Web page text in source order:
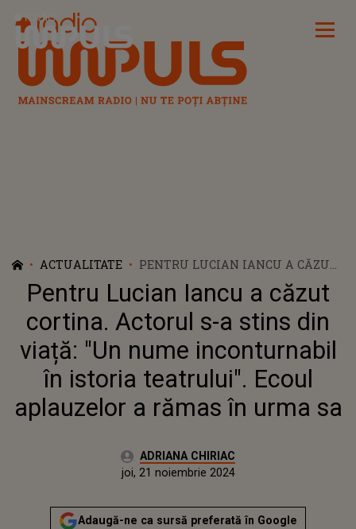
Radio Impuls
ACTUALITATE
PENTRU LUCIAN IANCU A CĂZUT
CORTINA. ACTORUL S-A STINS DIN
VIAȚĂ: "UN NUME
INCONTURNABIL ÎN ISTORIA
TEATRULUI". ECOUL APLAUZELOR
A RĂMAS ÎN URMA SA
Pentru Lucian Iancu a căzut
cortina. Actorul s-a stins din
viață: "Un nume inconturnabil
în istoria teatrului". Ecoul
aplauzelor a rămas în urma sa
Autor:ADRIANA CHIRIAC
joi, 21 noiembrie 2024Actualizat:
joi, 21 noiembrie 2024
Adaugă-ne ca sursă preferată în Google